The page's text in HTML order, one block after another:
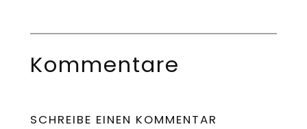
Kommentare
SCHREIBE EINEN KOMMENTAR